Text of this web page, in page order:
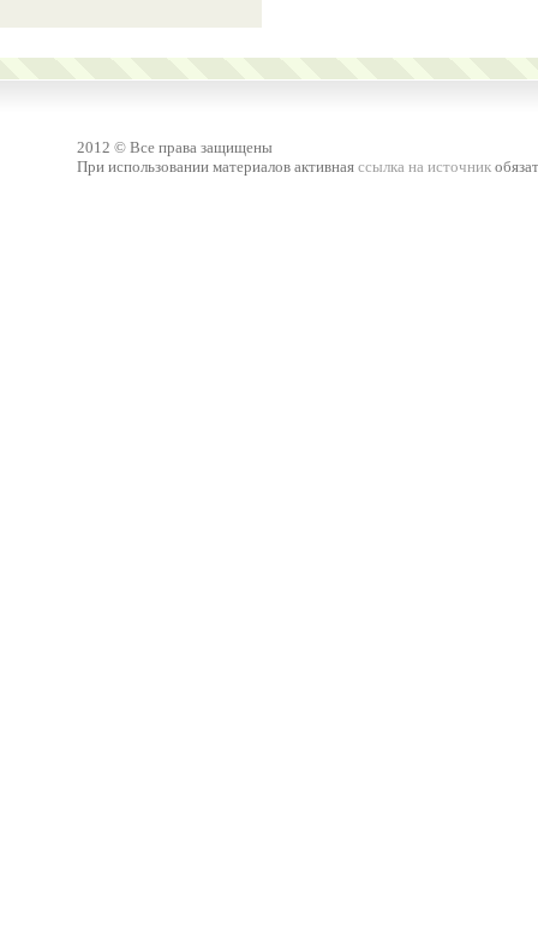
2012 © Все права защищены
При использовании материалов активная ссылка на источник